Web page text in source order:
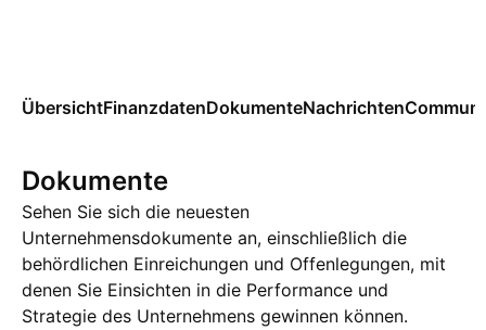
ÜbersichtFinanzdatenDokumenteNachrichten
Dokumente
Sehen Sie sich die neuesten
Unternehmensdokumente an, einschließlich die
behördlichen Einreichungen und Offenlegungen, mit
denen Sie Einsichten in die Performance und
Strategie des Unternehmens gewinnen können.